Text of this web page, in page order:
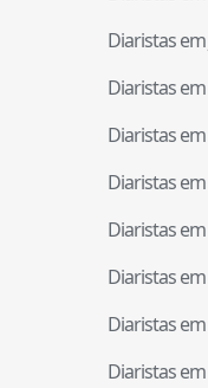
Diaristas em
Diaristas em
Diaristas em
Diaristas em
Diaristas em
Diaristas em
Diaristas em
Diaristas em